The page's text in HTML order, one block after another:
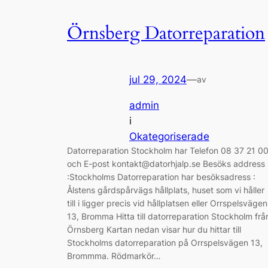
Örnsberg Datorreparation
jul 29, 2024—av
admin
i
Okategoriserade
Datorreparation Stockholm har Telefon 08 37 21 00
och E-post kontakt@datorhjalp.se Besöks address
:Stockholms Datorreparation har besöksadress :
Ålstens gårdspårvägs hållplats, huset som vi håller
till i ligger precis vid hållplatsen eller Orrspelsvägen
13, Bromma Hitta till datorreparation Stockholm
Örnsberg Kartan nedan visar hur du hittar till
Stockholms datorreparation på Orrspelsvägen 13,
Brommma. Rödmarkör…